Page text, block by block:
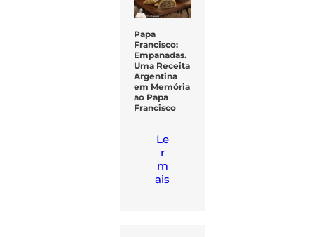
Papa
Francisco:
Empanadas.
Uma Receita
Argentina
em Memória
ao Papa
Francisco
Le
r
m
ais